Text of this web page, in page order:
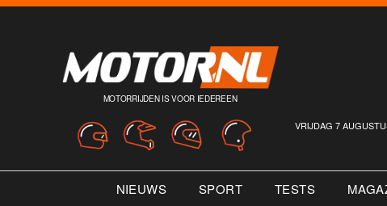
MOTORRIJDEN IS VOOR IEDEREEN
VRIJDAG 7
NIEUWS SPORT TESTS